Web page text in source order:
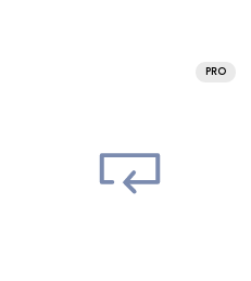
PRO